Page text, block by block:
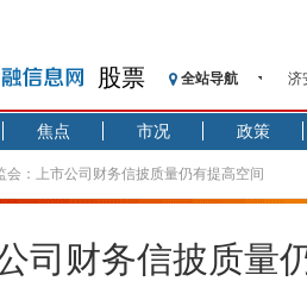
股票 全站导航
济
【
济
焦点 市况 政策
会：上市公司财务信披质量仍有提高空间
司财务信披质量